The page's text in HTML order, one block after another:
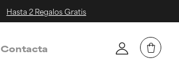
Hasta 2 Regalos Gratis
Contacta